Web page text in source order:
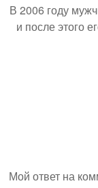
В 2006 году
и после этого
Мой ответ на